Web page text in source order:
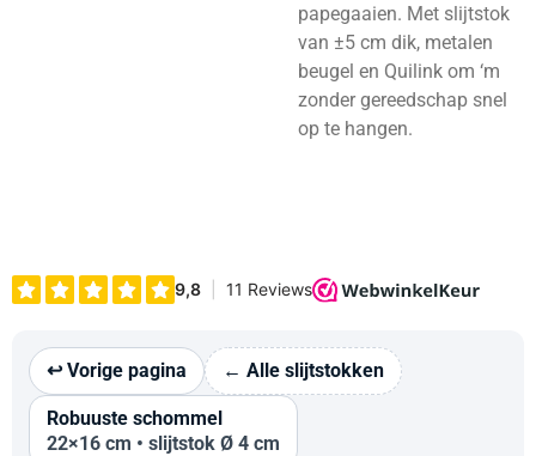
papegaaien. Met slijtstok
van ±5 cm dik, metalen
beugel en Quilink om ‘m
zonder gereedschap snel
op te hangen.
↩︎ Vorige pagina ← Alle slijtstokken
Robuuste schommel
22×16 cm • slijtstok Ø 4 cm